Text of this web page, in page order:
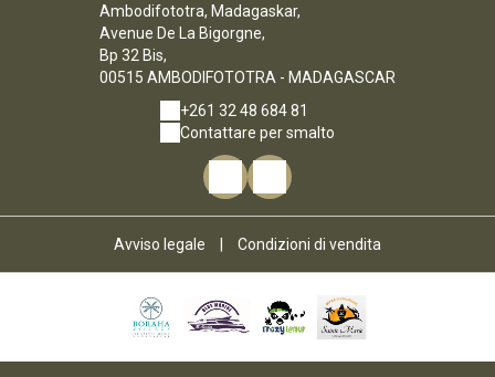
Ambodifototra, Madagaskar,
Avenue De La Bigorgne,
Bp 32 Bis,
00515 AMBODIFOTOTRA - MADAGASCAR
+261 32 48 684 81
Contattare per smalto
Avviso legale | Condizioni di vendita